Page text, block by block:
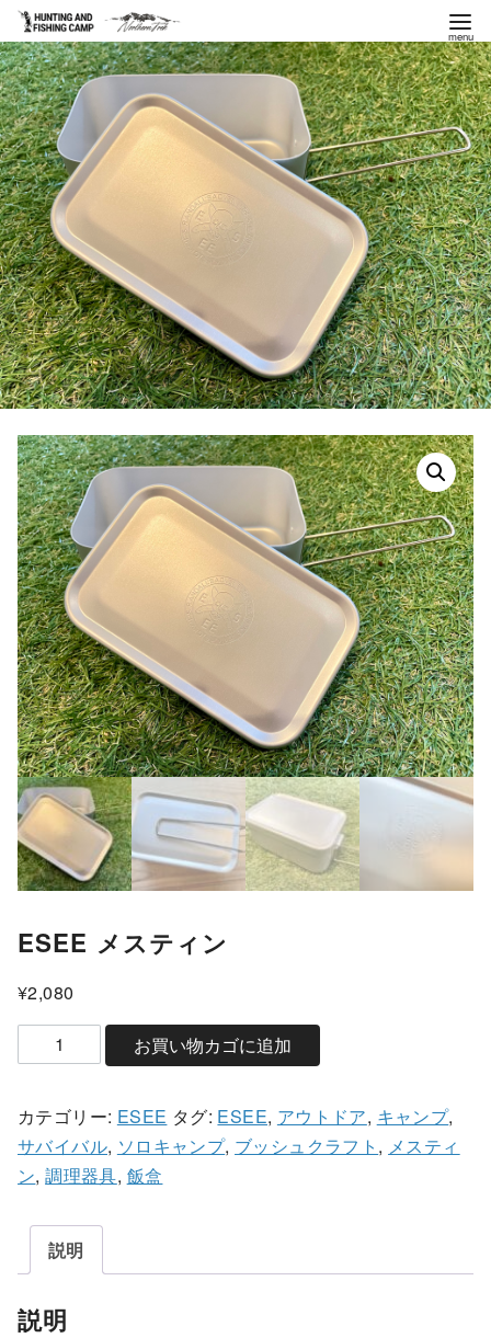
コ
ン
テ
ン
ツ
へ
移
動
ESEE メスティン
¥2,080
S
E
メ
ス
ン
個
お買い物カゴに追加
カテゴリー: ESEE タグ: ESEE, アウトドア, キャンプ,
サバイバル, ソロキャンプ, ブッシュクラフト , メスティ
ン,調理器具, 飯盒
説明
説明